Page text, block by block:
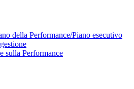
della Performance/Piano esecutivo
sulla Performance